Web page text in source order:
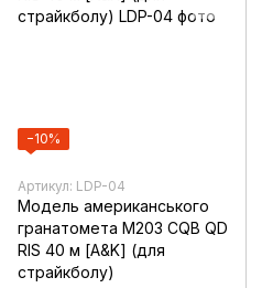
−10%
Артикул: LDP-04
Модель американського
гранатомета M203 CQB QD
RIS 40 м [A&K] (для
страйкболу)